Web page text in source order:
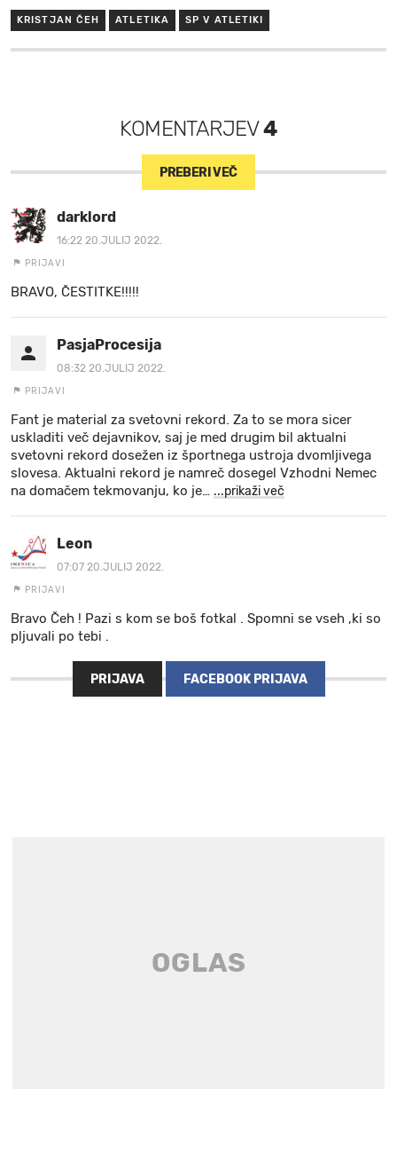
KRISTJAN ČEH ATLETIKA SP V ATLETIKI
KOMENTARJEV4
PREBERI VEČ
darklord
16:22 20.JULIJ 2022.
PRIJAVI
BRAVO, ČESTITKE!!!!!
PasjaProcesija
08:32 20.JULIJ 2022.
PRIJAVI
Fant je material za svetovni rekord. Za to se mora sicer
uskladiti več dejavnikov, saj je med drugim bil aktualni
svetovni rekord dosežen iz športnega ustroja dvomljivega
slovesa. Aktualni rekord je namreč dosegel Vzhodni Nemec
na domačem tekmovanju, ko je… ...prikaži več
Leon
07:07 20.JULIJ 2022.
PRIJAVI
Bravo Čeh ! Pazi s kom se boš fotkal . Spomni se vseh ,ki so
pljuvali po tebi .
PRIJAVA FACEBOOK PRIJAVA